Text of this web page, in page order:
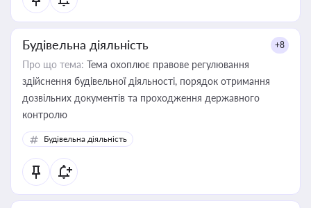
Будівельна діяльність +8
Про що тема: Тема охоплює правове регулювання
здійснення будівельної діяльності, порядок отримання
дозвільних документів та проходження державного
контролю
Будівельна діяльність